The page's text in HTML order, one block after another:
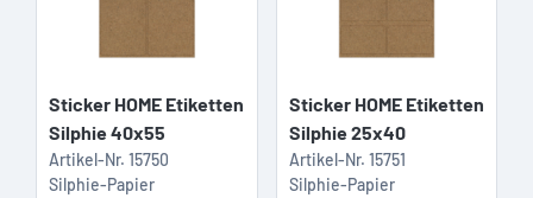
Sticker HOME Etiketten
Silphie 40x55
Artikel-Nr. 15750
Silphie-Papier
Sticker HOME Etiketten
Silphie 25x40
Artikel-Nr. 15751
Silphie-Papier